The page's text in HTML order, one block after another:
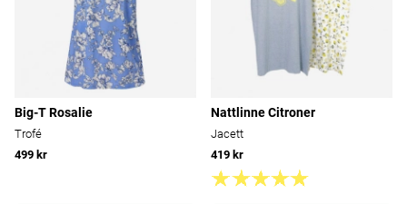
Big-T Rosalie
Trofé
499 kr
Nattlinne Citroner
Jacett
419 kr